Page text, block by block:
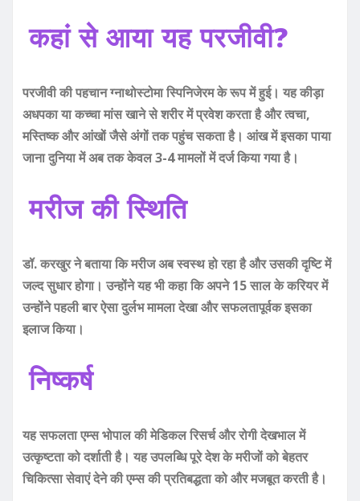
कहां से आया यह परजीवी?
परजीवी की पहचान ग्नाथोस्टोमा स्पिनिजेरम के रूप में हुई। यह कीड़ा
अधपका या कच्चा मांस खाने से शरीर में प्रवेश करता है और त्वचा,
मस्तिष्क और आंखों जैसे अंगों तक पहुंच सकता है। आंख में इसका पाया
जाना दुनिया में अब तक केवल 3-4 मामलों में दर्ज किया गया है।
मरीज की स्थिति
डॉ. करखुर ने बताया कि मरीज अब स्वस्थ हो रहा है और उसकी दृष्टि में
जल्द सुधार होगा। उन्होंने यह भी कहा कि अपने 15 साल के करियर में
उन्होंने पहली बार ऐसा दुर्लभ मामला देखा और सफलतापूर्वक इसका
इलाज किया।
निष्कर्ष
यह सफलता एम्स भोपाल की मेडिकल रिसर्च और रोगी देखभाल में
उत्कृष्टता को दर्शाती है। यह उपलब्धि पूरे देश के मरीजों को बेहतर
चिकित्सा सेवाएं देने की एम्स की प्रतिबद्धता को और मजबूत करती है।